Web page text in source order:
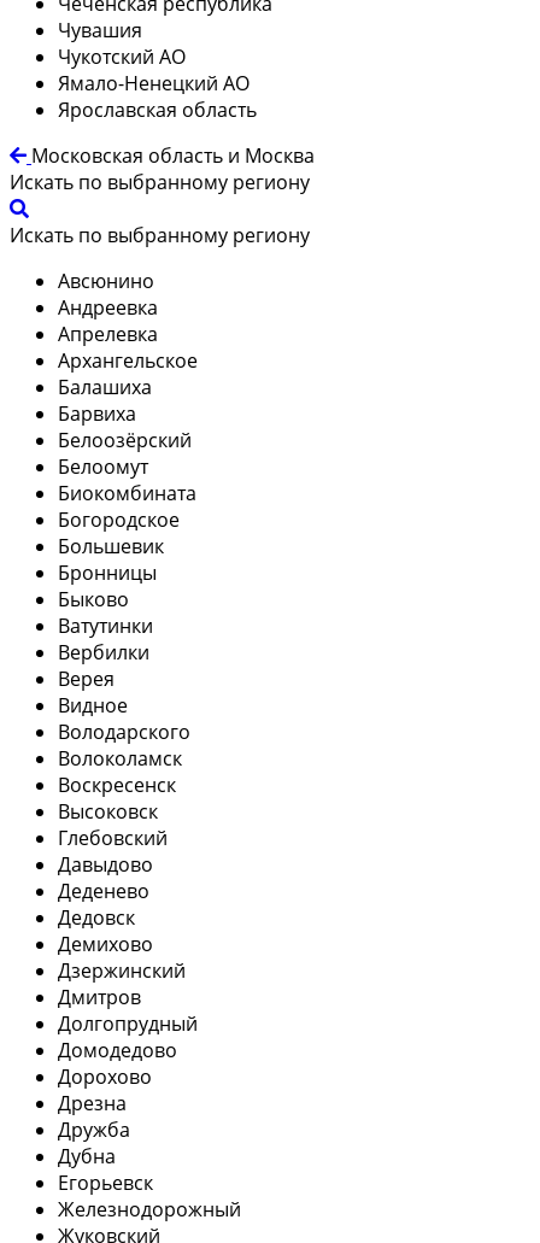
Чувашия
Чукотский АО
Ямало-Ненецкий АО
Ярославская область
Московская область и Москва
Искать по выбранному региону
Искать по выбранному региону
Авсюнино
Андреевка
Апрелевка
Архангельское
Балашиха
Барвиха
Белоозёрский
Белоомут
Биокомбината
Богородское
Большевик
Бронницы
Быково
Ватутинки
Вербилки
Верея
Видное
Володарского
Волоколамск
Воскресенск
Высоковск
Глебовский
Давыдово
Деденево
Дедовск
Демихово
Дзержинский
Дмитров
Долгопрудный
Домодедово
Дорохово
Дрезна
Дружба
Дубна
Егорьевск
Железнодорожный
Жуковский